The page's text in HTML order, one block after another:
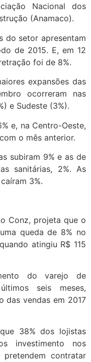
Nacional dos
(Anamaco).
do setor apresentam
de 2015. E, em 12
foi de 8%.
expansões das
ocorreram nas
e Sudeste (3%).
e, na Centro-Oeste,
o mês anterior.
subiram 9% e as de
sanitárias, 2%. As
3%.
Conz, projeta que o
queda de 8% no
atingiu R$ 115
do varejo de
seis meses,
das vendas em 2017
38% dos lojistas
investimento nos
contratar